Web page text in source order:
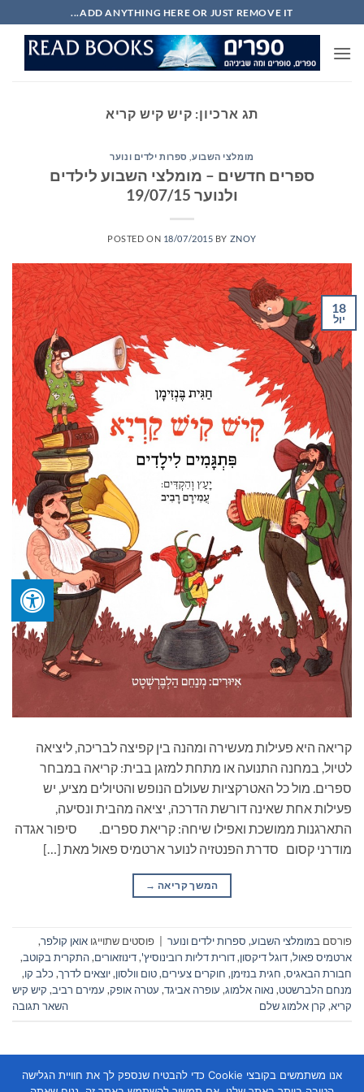
to
content
ADD ANYTHING HERE OR JUST REMOVE IT...
תג ארכיון: קיש קיש קריא
מומלצי השבוע ספרות ילדים ונוער
ספרים חדשים – מומלצי השבוע לילדים
ולנוער 19/07/15
POSTED ON 18/07/2015 BY ZNOY
18
יול
קריאה היא פעילות מעשירה ומהנה בין קפיצה לבריכה, ליציאה
לטיול, במחנה התנועה או מתחת למזגן בבית: קריאה במבחר
ספרים. מול כל האטרקציות שעולם הנופש והטיולים מציע, יש
פעילות אחת שאינה דורשת הדרכה, יציאה מהבית ונסיעה,
התארגנות ממושכת ואפילו שיחה: קריאת ספרים. סיפור אגדה
מודרני קסום סדרת הפנטזיה לנוער ארטמיס פאול מאת […]
המשך קריאה →
פורסם במומלצי השבוע, ספרות ילדים ונוער פוסטים שתוייגו אואן קולפר,
ארטמיס פאול,דוגל דיקסון,דורית דליות רובינוסיץ',דינוזאורים,התקרית בקוטב,
חבורת הבאגיס, חגית בנזימן, חוקרים צעירים,טום וולסון,יוצאים לדרך, כלב קו,
מנחם הלברשטט, נאוה אלמוג, עופרה אביגד, עטרה אופק, עמירם רביב, קיש קיש
קריא, קרן אלמוג שלם השאר תגובה
אנו משתמשים בקובצי Cookie כדי להבטיח שנספק לך את חוויית הגלישה